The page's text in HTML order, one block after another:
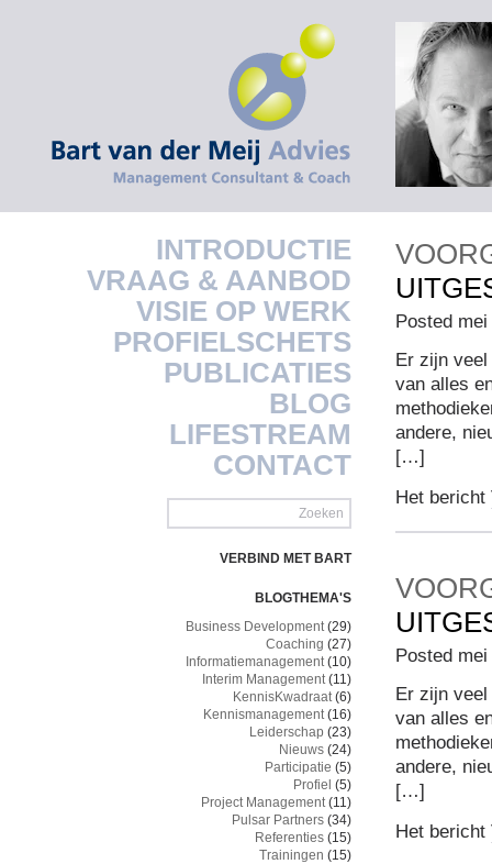
INTRODUCTIE
VRAAG & AANBOD
VISIE OP WERK
PROFIELSCHETS
PUBLICATIES
BLOG
LIFESTREAM
CONTACT
VERBIND MET BART
BLOGTHEMA'S
Business Development(29)
Coaching (27)
Informatiemanagement(10)
Interim Management(11)
KennisKwadraat(6)
Kennismanagement(16)
Leiderschap (23)
Nieuws (24)
Participatie (5)
Profiel (5)
Project Management(11)
Pulsar Partners (34)
Referenties (15)
Trainingen (15)
Posted
Er zijn
van alles
andere,
[…]
Het bericht
Posted
Er zijn
van alles
andere,
[…]
Het bericht